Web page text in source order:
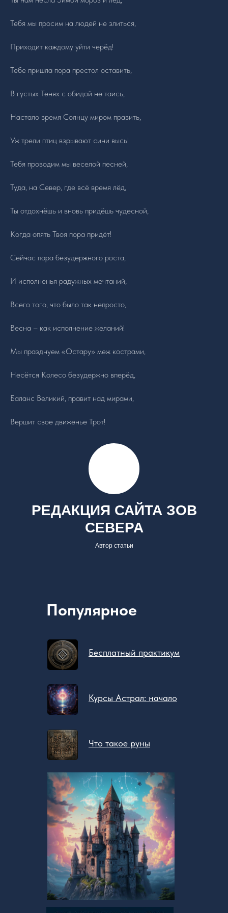
Тебя мы просим на людей не злиться,
Приходит каждому уйти черёд!
Тебе пришла пора престол оставить,
В густых Тенях с обидой не таись,
Настало время Солнцу миром править,
Уж трели птиц взрывают сини высь!
Тебя проводим мы веселой песней,
Туда, на Север, где всё время лёд,
Ты отдохнёшь и вновь придёшь чудесной,
Когда опять Твоя пора придёт!
Сейчас пора безудержного роста,
И исполненья радужных мечтаний,
Всего того, что было так непросто,
Весна – как исполнение желаний!
Мы празднуем «Остару» меж кострами,
Несётся Колесо безудержно вперёд,
Баланс Великий, правит над мирами,
Вершит свое движенье Трот!
РЕДАКЦИЯ САЙТА ЗОВ
СЕВЕРА
Автор статьи
Что такое руны
Курсы Астрал: начало
Бесплатный практикум
Популярное
@zovsevera
Политика конфиденциальности
Договор-оферта
ИНН 504729946936
Контакты
О
Бесплатное обучение
Обучающий
Курс. Астрал: Начало.
"Черная" Магия